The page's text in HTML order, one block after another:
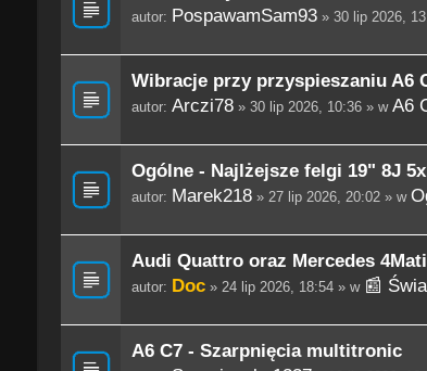
autor: PospawamSam93» 30 lip 2026,
Wibracje przy przyspieszaniu A6
autor: Arczi78» 30 lip 2026, 10:36 » w A6
Ogólne - Najlżejsze felgi 19" 8J
autor: Marek218» 27 lip 2026, 20:02 » w
Audi Quattro oraz Mercedes
autor: Doc» 24 lip 2026, 18:54 » w 📰
A6 C7 - Szarpnięcia multitronic